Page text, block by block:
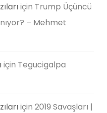
için Trump Üçüncü
– Mehmet
için Tegucigalpa
için2019 Savaşları |